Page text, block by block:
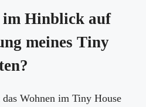
im Hinblick auf
meines Tiny
Wohnen im Tiny House